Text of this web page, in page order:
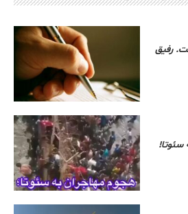
رفیق
سئوتا!